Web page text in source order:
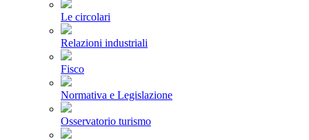
Le circolari
Relazioni industriali
Fisco
Normativa e Legislazione
Osservatorio turismo